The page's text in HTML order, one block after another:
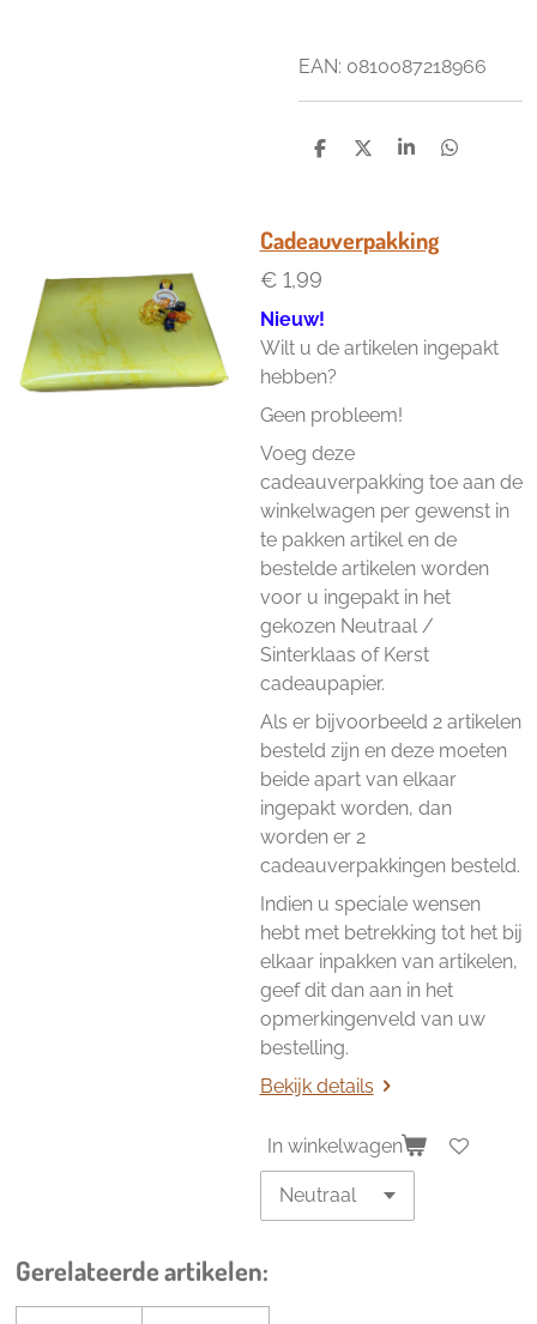
EAN: 0810087218966
D
D
S
e
D
Cadeauverpakking
€ 1,99
Nieuw!
Wilt u de artikelen ingepakt
hebben?
Geen probleem!
Voeg deze
cadeauverpakking toe aan de
winkelwagen per gewenst in
te pakken artikel en de
bestelde artikelen worden
voor u ingepakt in het
gekozen Neutraal /
Sinterklaas of Kerst
cadeaupapier.
Als er bijvoorbeeld 2 artikelen
besteld zijn en deze moeten
beide apart van elkaar
ingepakt worden, dan
worden er 2
cadeauverpakkingen besteld.
Indien u speciale wensen
hebt met betrekking tot het bij
elkaar inpakken van artikelen,
geef dit dan aan in het
opmerkingenveld van uw
bestelling.
Bekijk details
In winkelwagen
Gerelateerde artikelen: